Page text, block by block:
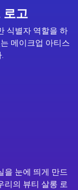
로고
식별자 역할을 하
메이크업 아티스
을 눈에 띄게 만드
리의 뷰티 살롱 로